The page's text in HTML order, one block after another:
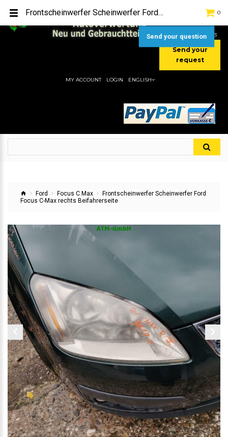
[+49] (0) 2232-5205
[+49] (0) 177 / 4080033
Send your
request
0
MY ACCOUNT LOGIN ENGLISH
Ford Focus C Max
Frontscheinwerfer Scheinwerfer Ford
Focus C-Max rechts Beifahrerseite
Frontscheinwerfer Scheinwerfer Ford Focus C-Max rechts Beifahrerseite
Send your question